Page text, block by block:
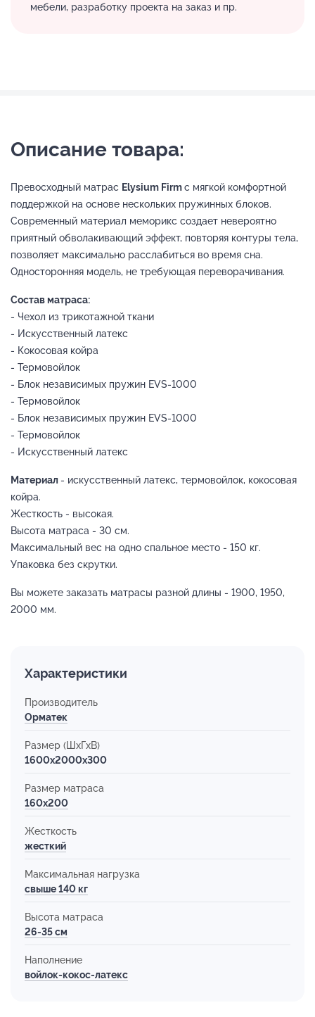
мебели, разработку проекта на заказ и пр.
Описание товара:
Превосходный матрас Elysium Firmс мягкой комфортной
поддержкой на основе нескольких пружинных блоков.
Современный материал меморикс создает невероятно
приятный обволакивающий эффект, повторяя контуры тела,
позволяет максимально расслабиться во время сна.
Односторонняя модель, не требующая переворачивания.
Состав матраса:
- Чехол из трикотажной ткани
- Искусственный латекс
- Кокосовая койра
- Термовойлок
- Блок независимых пружин EVS-1000
- Термовойлок
- Блок независимых пружин EVS-1000
- Термовойлок
- Искусственный латекс
Материал - искусственный латекс, термовойлок, кокосовая
койра.
Жесткость - высокая.
Высота матраса - 30 см.
Максимальный вес на одно спальное место - 150 кг.
Упаковка без скрутки.
Вы можете заказать матрасы разной длины - 1900, 1950,
2000 мм.
Характеристики
Производитель
Орматек
Размер (ШхГхВ)
1600x2000x300
Размер матраса
160х200
Жесткость
жесткий
Максимальная нагрузка
свыше 140 кг
Высота матраса
26-35 см
Наполнение
войлок-кокос-латекс